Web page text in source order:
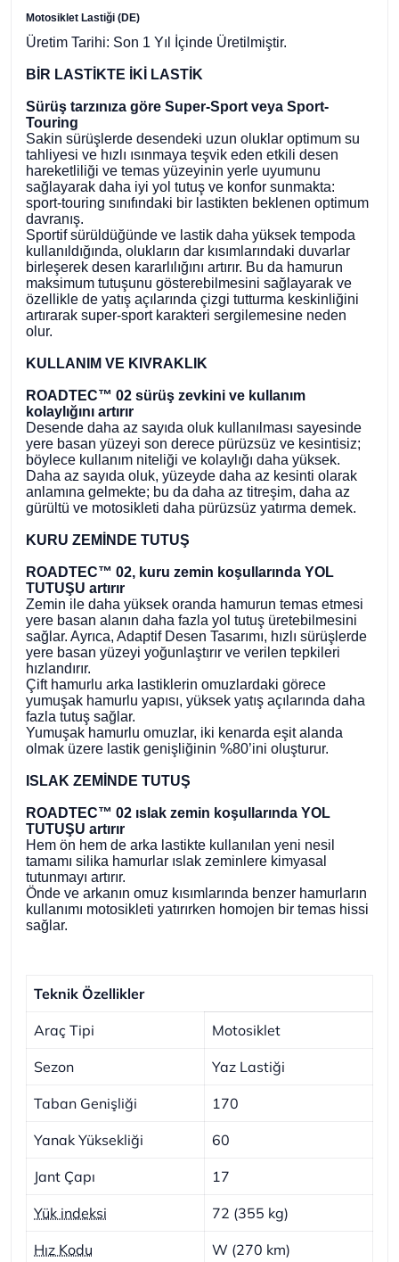
Motosiklet Lastiği (DE)
Üretim Tarihi: Son 1 Yıl İçinde Üretilmiştir.
BİR LASTİKTE İKİ LASTİK
Sürüş tarzınıza göre Super-Sport veya Sport-
Touring
Sakin sürüşlerde desendeki uzun oluklar optimum su
tahliyesi ve hızlı ısınmaya teşvik eden etkili desen
hareketliliği ve temas yüzeyinin yerle uyumunu
sağlayarak daha iyi yol tutuş ve konfor sunmakta:
sport-touring sınıfındaki bir lastikten beklenen optimum
davranış.
Sportif sürüldüğünde ve lastik daha yüksek tempoda
kullanıldığında, olukların dar kısımlarındaki duvarlar
birleşerek desen kararlılığını artırır. Bu da hamurun
maksimum tutuşunu gösterebilmesini sağlayarak ve
özellikle de yatış açılarında çizgi tutturma keskinliğini
artırarak super-sport karakteri sergilemesine neden
olur.
KULLANIM VE KIVRAKLIK
ROADTEC™ 02 sürüş zevkini ve kullanım
kolaylığını artırır
Desende daha az sayıda oluk kullanılması sayesinde
yere basan yüzeyi son derece pürüzsüz ve kesintisiz;
böylece kullanım niteliği ve kolaylığı daha yüksek.
Daha az sayıda oluk, yüzeyde daha az kesinti olarak
anlamına gelmekte; bu da daha az titreşim, daha az
gürültü ve motosikleti daha pürüzsüz yatırma demek.
KURU ZEMİNDE TUTUŞ
ROADTEC™ 02, kuru zemin koşullarında YOL
TUTUŞU artırır
Zemin ile daha yüksek oranda hamurun temas etmesi
yere basan alanın daha fazla yol tutuş üretebilmesini
sağlar. Ayrıca, Adaptif Desen Tasarımı, hızlı sürüşlerde
yere basan yüzeyi yoğunlaştırır ve verilen tepkileri
hızlandırır.
Çift hamurlu arka lastiklerin omuzlardaki görece
yumuşak hamurlu yapısı, yüksek yatış açılarında daha
fazla tutuş sağlar.
Yumuşak hamurlu omuzlar, iki kenarda eşit alanda
olmak üzere lastik genişliğinin %80’ini oluşturur.
ISLAK ZEMİNDE TUTUŞ
ROADTEC™ 02 ıslak zemin koşullarında YOL
TUTUŞU artırır
Hem ön hem de arka lastikte kullanılan yeni nesil
tamamı silika hamurlar ıslak zeminlere kimyasal
tutunmayı artırır.
Önde ve arkanın omuz kısımlarında benzer hamurların
kullanımı motosikleti yatırırken homojen bir temas hissi
sağlar.
Teknik Özellikler
Araç Tipi Motosiklet
Sezon Yaz Lastiği
Taban Genişliği 170
Yanak Yüksekliği 60
Jant Çapı 17
Yük indeksi 72 (355 kg)
Hız Kodu W (270 km)